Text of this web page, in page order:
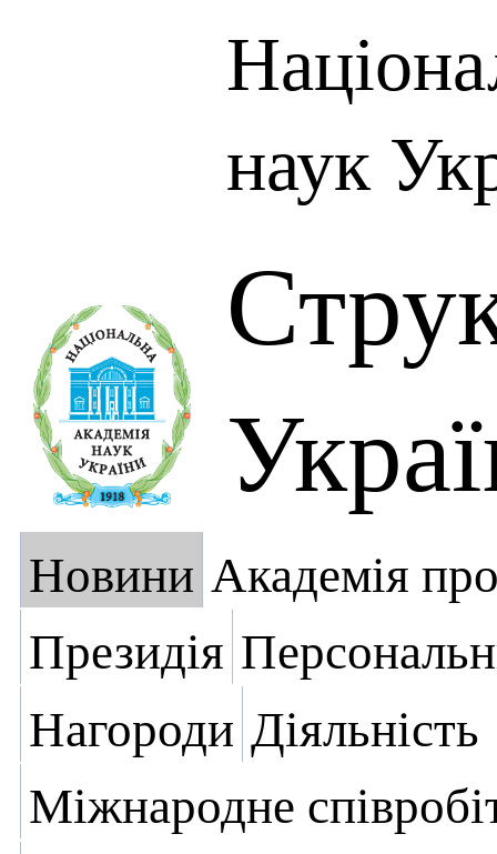
наук
Новини Академія
Президія
Нагороди Діяльність
Міжнародне